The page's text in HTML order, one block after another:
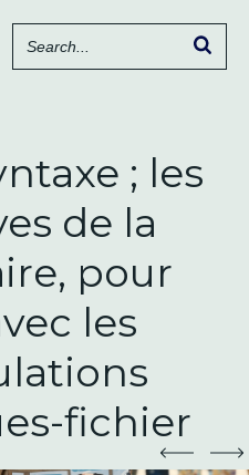
contenu
; les
de la
pour
les
fichier